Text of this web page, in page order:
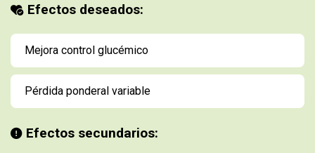
Efectos deseados:
Mejora control glucémico
Pérdida ponderal variable
Efectos secundarios: